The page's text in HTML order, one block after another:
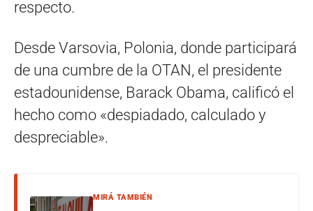
respecto.
Desde Varsovia, Polonia, donde participará
de una cumbre de la OTAN, el presidente
estadounidense, Barack Obama, calificó el
hecho como «despiadado, calculado y
despreciable».
MIRÁ TAMBIÉN